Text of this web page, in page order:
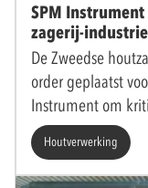
SPM
zagerij-industrie
De Zweedse
order geplaatst
Instrument om
Houtverwerking